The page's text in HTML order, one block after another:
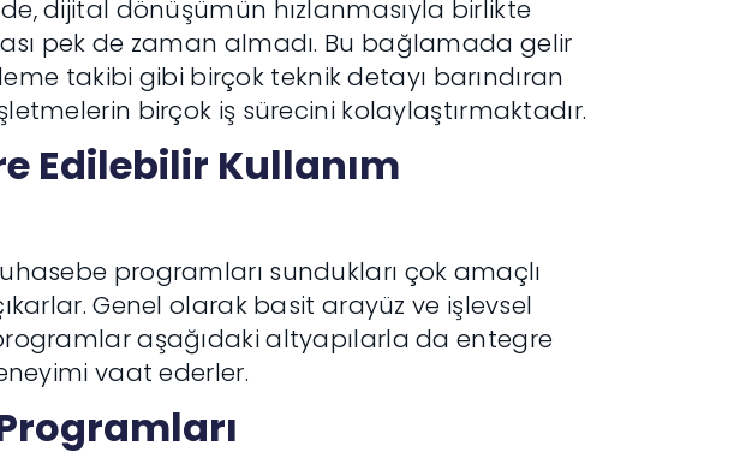
dijital dönüşümün hızlanmasıyla birlikte
pek de zaman almadı. Bu bağlamada gelir
takibi gibi birçok teknik detayı barındıran
birçok iş sürecini kolaylaştırmaktadır.
Edilebilir Kullanım
programları sundukları çok amaçlı
Genel olarak basit arayüz ve işlevsel
aşağıdaki altyapılarla da entegre
vaat ederler.